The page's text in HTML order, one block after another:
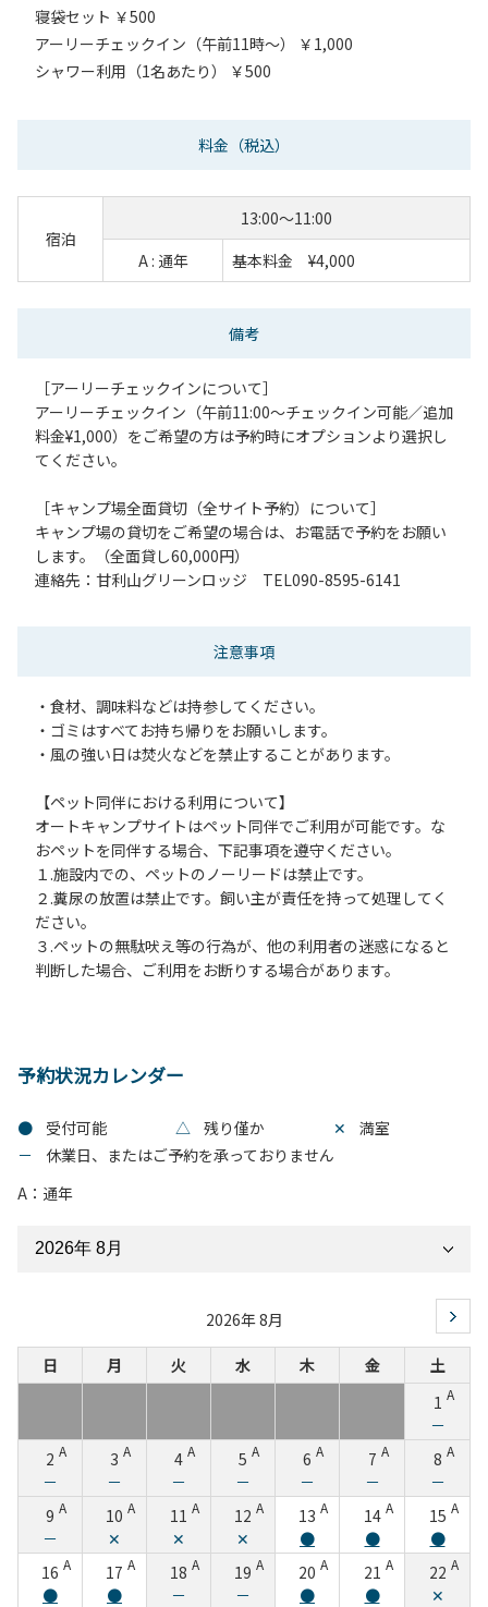
寝袋セット ￥500
アーリーチェックイン（午前11時～） ￥1,000
シャワー利用（1名あたり） ￥500
料金 （税込）
宿泊
13:00～11:00
A : 通年
基本料金 ¥4,000
備考
［アーリーチェックインについて］
アーリーチェックイン（午前11:00〜チェックイン可能／追加
料金¥1,000）をご希望の方は予約時にオプションより選択し
てください。
［キャンプ場全面貸切（全サイト予約）について］
キャンプ場の貸切をご希望の場合は、お電話で予約をお願い
します。（全面貸し60,000円）
連絡先：甘利山グリーンロッジ TEL090-8595-6141
注意事項
・食材、調味料などは持参してください。
・ゴミはすべてお持ち帰りをお願いします。
・風の強い日は焚火などを禁止することがあります。
【ペット同伴における利用について】
オートキャンプサイトはペット同伴でご利用が可能です。な
おペットを同伴する場合、下記事項を遵守ください。
１.施設内での、ペットのノーリードは禁止です。
２.糞尿の放置は禁止です。飼い主が責任を持って処理してく
ださい。
３.ペットの無駄吠え等の行為が、他の利用者の迷惑になると
判断した場合、ご利用をお断りする場合があります。
予約状況カレンダー
● 受付可能 △ 残り僅か ✕
満室
－
休業日、またはご予約を承っておりません
A：通年
2026年 8月
日 月 火 水 木 金
土
1 A
－
2 A
－
3 A
－
4 A
－
5 A
－
6 A
－
7 A
－
8 A
－
9 A
－
10 A
✕
11 A
✕
12 A
✕
13 A
●
14 A
●
15 A
●
16 A
●
17 A
●
18 A
－
19 A
－
20 A
●
21 A
●
22 A
✕